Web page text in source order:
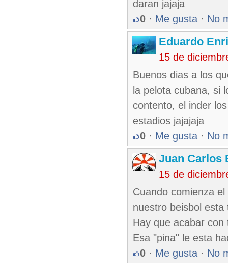
daran jajaja
0 · Me gusta · No
Eduardo
15 de
Buenos dias a los
la pelota cubana, si
contento, el inder
estadios jajajaja
0 · Me gusta · No
Juan Carlos
15 de
Cuando comienza
nuestro beisbol esta
Hay que acabar
Esa "pina" le esta
0 · Me gusta · No